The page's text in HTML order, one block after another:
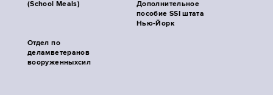
(School Meals)
Дополнительное
пособие SSI штата
Нью-Йорк
Отдел по
деламветеранов
вооруженныхсил